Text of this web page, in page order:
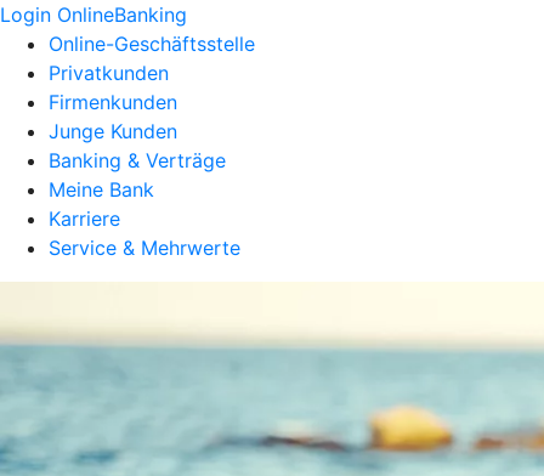
Login OnlineBanking
Online-Geschäftsstelle
Privatkunden
Firmenkunden
Junge Kunden
Banking & Verträge
Meine Bank
Karriere
Service & Mehrwerte